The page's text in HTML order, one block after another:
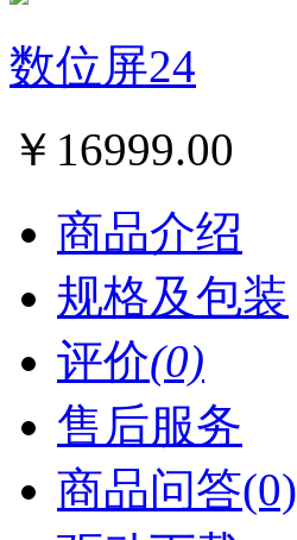
数位屏24
￥ 16999.00
商品介绍
规格及包装
评价(0)
售后服务
商品问答(0)